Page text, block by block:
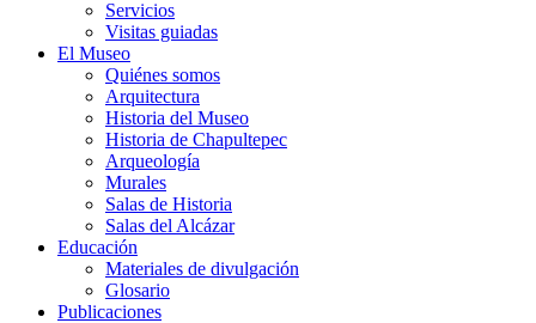
Servicios
Visitas guiadas
El Museo
Quiénes somos
Arquitectura
Historia del Museo
Historia de Chapultepec
Arqueología
Murales
Salas de Historia
Salas del Alcázar
Educación
Materiales de divulgación
Glosario
Publicaciones